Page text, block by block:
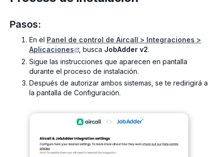
Pasos:
En el Panel de control de Aircall > Integraciones >
Aplicaciones
, busca JobAdder v2.
Sigue las instrucciones que aparecen en pantalla
durante el proceso de instalación.
Después de autorizar ambos sistemas, se te redirigirá a
la pantalla de Configuración.